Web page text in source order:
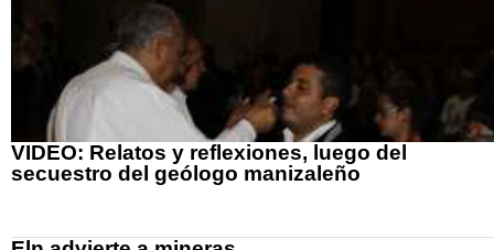
VIDEO: Relatos y reflexiones, luego del
secuestro del geólogo manizaleño